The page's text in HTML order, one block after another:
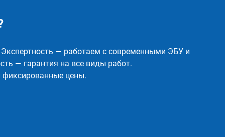
— работаем с современными ЭБУ и
— гарантия на все виды работ.
фиксированные цены.